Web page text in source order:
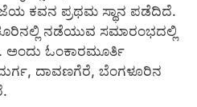
ಕವನ ಪ್ರಥಮ ಸ್ಥಾನ ಪಡೆದಿದೆ.
ನಡೆಯುವ ಸಮಾರಂಭದಲ್ಲಿ
ಓಂಕಾರಮೂರ್ತಿ
ದಾವಣಗೆರೆ, ಬೆಂಗಳೂರಿನ